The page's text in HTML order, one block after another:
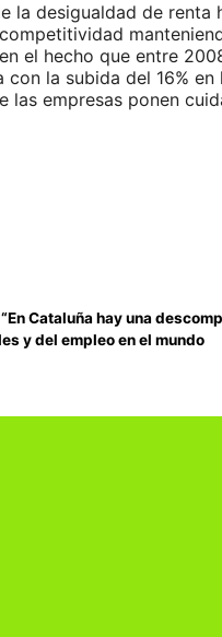
la desigualdad de
el hecho que entre
con la subida del 16%
las empresas ponen
Cataluña hay una
y del empleo en el mundo